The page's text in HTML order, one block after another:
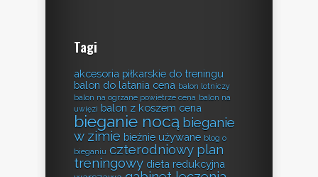
Tagi
akcesoria piłkarskie do treningu
balon do latania cena balon lotniczy
balon na ogrzane powietrze cena balon na
uwięzi balon z koszem cena
bieganie nocą bieganie
w zimie bieżnie używane blog o
bieganiu czterodniowy plan
treningowy dieta redukcyjna